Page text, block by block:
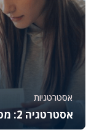
אסטרטגיות
אסטרטגיה 2: מסחר בשבירה